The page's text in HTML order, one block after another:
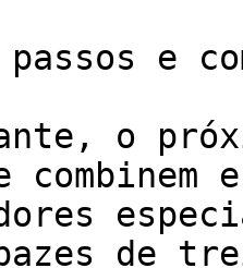
e
o
combinem
de